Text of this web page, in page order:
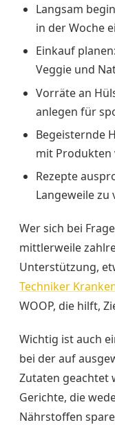
Langsam
in der Woche
Einkauf
Veggie und
Vorräte an
anlegen für
Begeisternde
mit Produkten
Rezepte
Langeweile zu
Wer sich bei
mittlerweile
Unterstützung,
Techniker
WOOP, die hilft,
Wichtig ist auch
bei der auf
Zutaten geachtet
Gerichte, die
Nährstoffen